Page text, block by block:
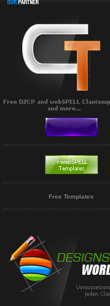
Free Templates